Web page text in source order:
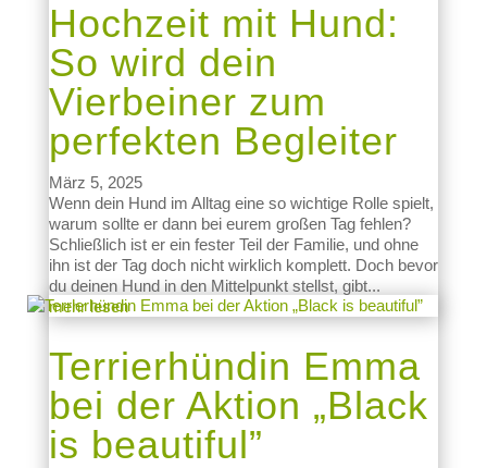
Hochzeit mit Hund:
So wird dein
Vierbeiner zum
perfekten Begleiter
März 5, 2025
Wenn dein Hund im Alltag eine so wichtige Rolle spielt,
warum sollte er dann bei eurem großen Tag fehlen?
Schließlich ist er ein fester Teil der Familie, und ohne
ihn ist der Tag doch nicht wirklich komplett. Doch bevor
du deinen Hund in den Mittelpunkt stellst, gibt...
mehr lesen
Terrierhündin Emma
bei der Aktion „Black
is beautiful”